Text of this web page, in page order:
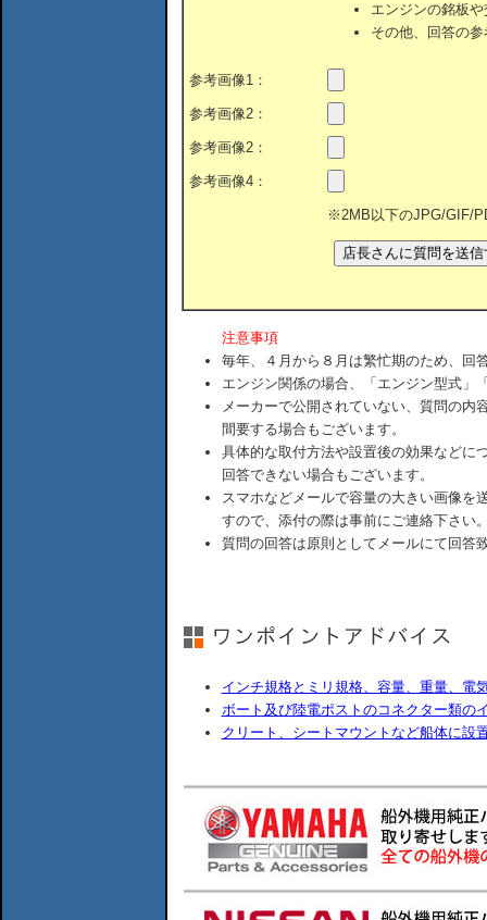
エンジンの銘板
その他、回答の
参考画像1：
参考画像2：
参考画像2：
参考画像4：
※2MB以下のJPG/GIF/
注意事項
毎年、４月から８月は繁忙期のため、回
エンジン関係の場合、「エンジン型式」
メーカーで公開されていない、質問の内
間要する場合もございます。
具体的な取付方法や設置後の効果などに
回答できない場合もございます。
スマホなどメールで容量の大きい画像を
すので、添付の際は事前にご連絡下さい
質問の回答は原則としてメールにて回答
インチ規格とミリ規格、容量、重量、電
ボート及び陸電ポストのコネクター類の
クリート、シートマウントなど船体に設